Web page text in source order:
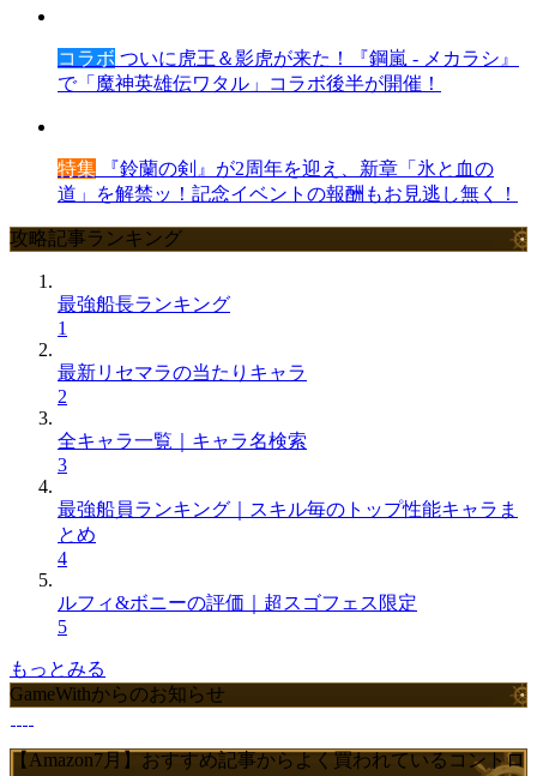
コラボ ついに虎王＆影虎が来た！『鋼嵐 - メカラシ』
で「魔神英雄伝ワタル」コラボ後半が開催！
特集 『鈴蘭の剣』が2周年を迎え、新章「氷と血の
道」を解禁ッ！記念イベントの報酬もお見逃し無く！
攻略記事ランキング
最強船長ランキング
1
最新リセマラの当たりキャラ
2
全キャラ一覧｜キャラ名検索
3
最強船員ランキング｜スキル毎のトップ性能キャラま
とめ
4
ルフィ&ボニーの評価｜超スゴフェス限定
5
もっとみる
GameWithからのお知らせ
【Amazon7月】おすすめ記事からよく買われているコントロ